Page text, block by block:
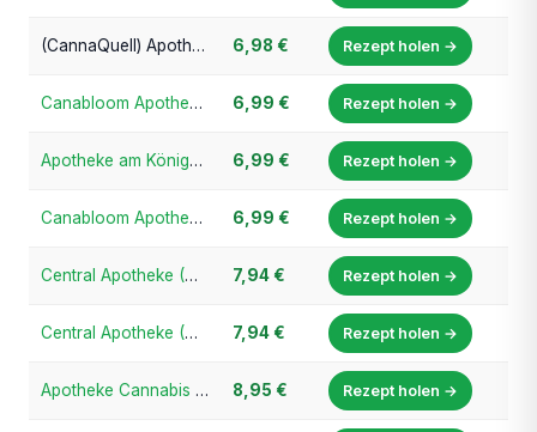
(CannaQuell) Apotheke am Quellenbusch 6,98 € Rezept holen →
Canabloom Apotheke Wiesbaden 6,99 € Rezept holen →
Apotheke am Königsplatz 6,99 € Rezept holen →
Canabloom Apotheke Wiesbaden 6,99 € Rezept holen →
Central Apotheke (Cannabis-Champion.de) 7,94 € Rezept holen →
Central Apotheke (Cannabis-Champion.de) 7,94 € Rezept holen →
Apotheke Cannabis Prime 8,95 € Rezept holen →